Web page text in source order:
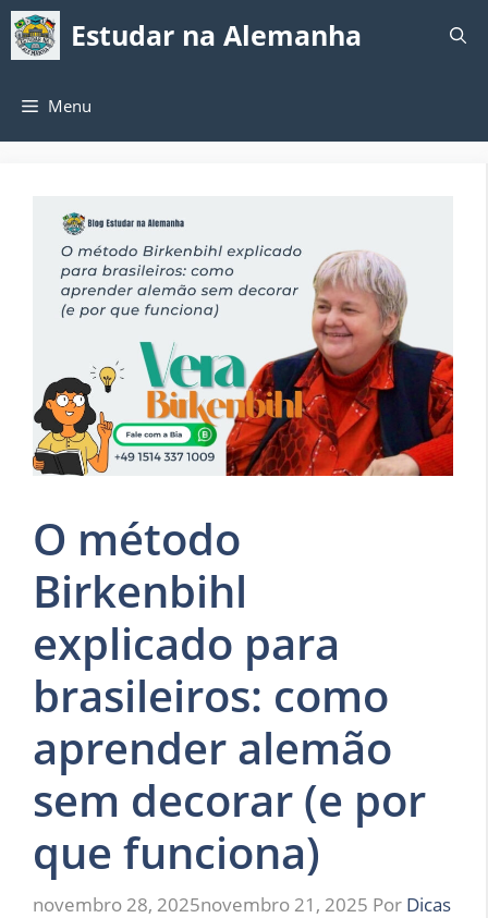
Pular
para
conteúdo
Estudar na Alemanha
Menu
O método
Birkenbihl
explicado para
brasileiros: como
aprender alemão
sem decorar (e por
que funciona)
novembro 28, 2025novembro 21, 2025 Por Dicas